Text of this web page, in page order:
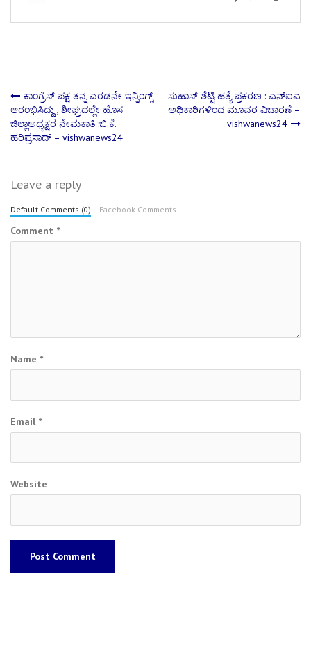
Post
navigation
ಕಾಂಗ್ರೆಸ್ ಪಕ್ಷ ತನ್ನ ಎರಡನೇ ಇನ್ನಿಂಗ್ಸ್
ಆರಂಭಿಸಿದ್ದು , ಶೀಘ್ರದಲ್ಲೇ ಹೊಸ
ಜಿಲ್ಲಾಅಧ್ಯಕ್ಷರ ನೇಮಕಾತಿ :ಬಿ.ಕೆ.
ಹರಿಪ್ರಸಾದ್ – vishwanews24
ಸುಹಾಸ್‌ ಶೆಟ್ಟಿ ಹತ್ಯೆ ಪ್ರಕರಣ : ಎನ್‌ಐಎ
ಅಧಿಕಾರಿಗಳಿಂದ ಮೂವರ ವಿಚಾರಣೆ –
vishwanews24
Leave a reply
Default Comments (0) Facebook Comments
Comment *
Name *
Email *
Website